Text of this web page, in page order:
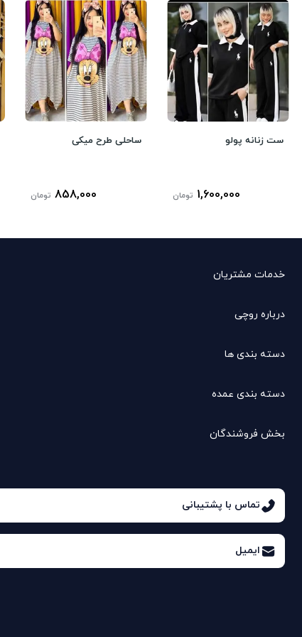
ست زنانه پولو
1,600,000 تومان
ساحلی طرح میکی
858,000 تومان
خدمات مشتریان
درباره روچی
دسته بندی ها
دسته بندی عمده
بخش فروشندگان
تماس با پشتیبانی
ایمیل